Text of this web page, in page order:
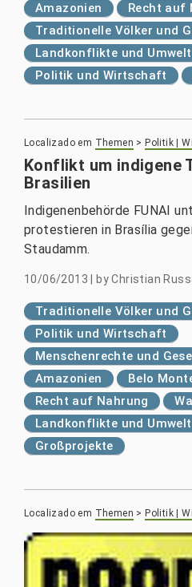
Amazonien
Recht auf
Traditionelle Völker und
Landkonflikte und Umwelt
Politik und Wirtschaft
Localizado em Themen > Politik |
Konflikt um indigene
Brasilien
Indigenenbehörde FUNAI
protestieren in Brasília
Staudamm.
10/06/2013 byChristian
Traditionelle Völker und
Politik und Wirtschaft
Menschenrechte und
Amazonien
Belo
Recht auf Nahrung
Landkonflikte und Umwelt
Großprojekte
Localizado em Themen > Politik |